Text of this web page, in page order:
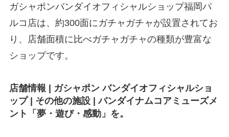
ガシャポンバンダイオフィシャルショップ福岡パ
ルコ店は、約300面にガチャガチャが設置されてお
り、店舗面積に比べガチャガチャの種類が豊富な
ショップです。
店舗情報 | ガシャポン バンダイオフィシャルショ
ップ | その他の施設 | バンダイナムコアミューズメ
ント「夢・遊び・感動」を。